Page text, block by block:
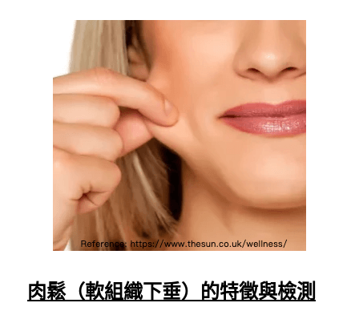
肉鬆（軟組織下垂）的特徵與檢測